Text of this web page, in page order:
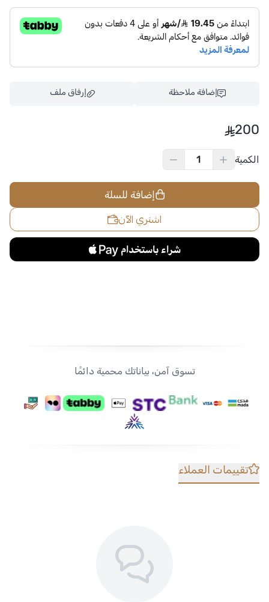
إضافة ملاحظة إرفاق ملف
اسحب و افلت الملف هنا
200
الكمية
إضافة للسلة
اشتري الآن
تسوق آمن، بياناتك محمية دائمًا
تقييمات العملاء